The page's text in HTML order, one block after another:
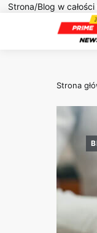
Strona/Blog w
Strona